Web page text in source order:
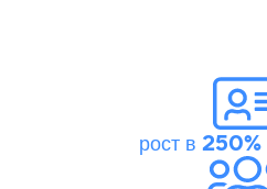
рост в 250%